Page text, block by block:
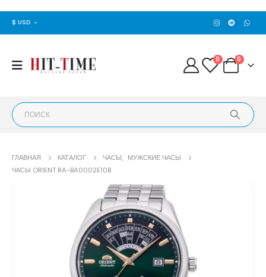
$ USD
0 0
ГЛАВНАЯ КАТАЛОГ ЧАСЫ, МУЖСКИЕ ЧАСЫ
ЧАСЫ ORIENT RA-BA0002E10B